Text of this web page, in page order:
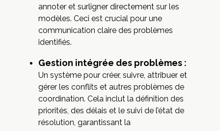
annoter et surligner directement sur les
modèles. Ceci est crucial pour une
communication claire des problèmes
identifiés.
Gestion intégrée des problèmes :
Un système pour créer, suivre, attribuer et
gérer les conflits et autres problèmes de
coordination. Cela inclut la définition des
priorités, des délais et le suivi de l’état de
résolution, garantissant la